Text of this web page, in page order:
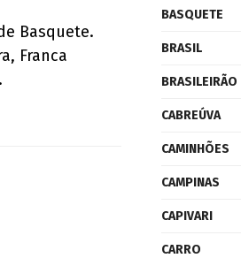
Basquete.
Franca
BASQUETE
BRASIL
BRASILEIRÃO
CABREÚVA
CAMINHÕES
CAMPINAS
CAPIVARI
CARRO